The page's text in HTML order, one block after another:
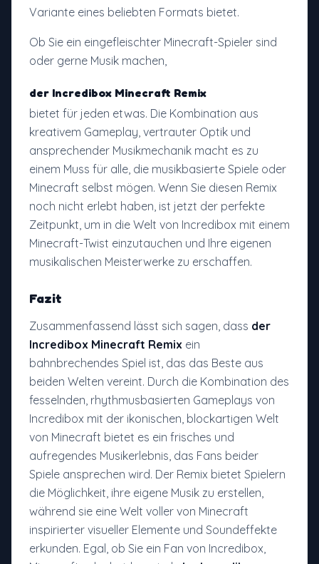
Variante eines beliebten Formats bietet.
Ob Sie ein eingefleischter Minecraft-Spieler sind
oder gerne Musik machen,
der Incredibox Minecraft Remix
bietet für jeden etwas. Die Kombination aus
kreativem Gameplay, vertrauter Optik und
ansprechender Musikmechanik macht es zu
einem Muss für alle, die musikbasierte Spiele oder
Minecraft selbst mögen. Wenn Sie diesen Remix
noch nicht erlebt haben, ist jetzt der perfekte
Zeitpunkt, um in die Welt von Incredibox mit einem
Minecraft-Twist einzutauchen und Ihre eigenen
musikalischen Meisterwerke zu erschaffen.
Fazit
Zusammenfassend lässt sich sagen, dass der
Incredibox Minecraft Remix ein
bahnbrechendes Spiel ist, das das Beste aus
beiden Welten vereint. Durch die Kombination des
fesselnden, rhythmusbasierten Gameplays von
Incredibox mit der ikonischen, blockartigen Welt
von Minecraft bietet es ein frisches und
aufregendes Musikerlebnis, das Fans beider
Spiele ansprechen wird. Der Remix bietet Spielern
die Möglichkeit, ihre eigene Musik zu erstellen,
während sie eine Welt voller von Minecraft
inspirierter visueller Elemente und Soundeffekte
erkunden. Egal, ob Sie ein Fan von Incredibox,